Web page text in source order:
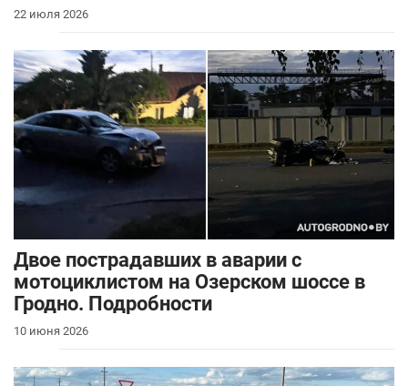
22 июля 2026
Двое пострадавших в аварии с
мотоциклистом на Озерском шоссе в
Гродно. Подробности
10 июня 2026